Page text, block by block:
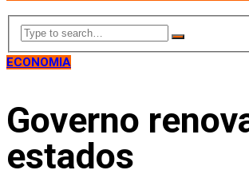
ECONOMIA
Governo
estados